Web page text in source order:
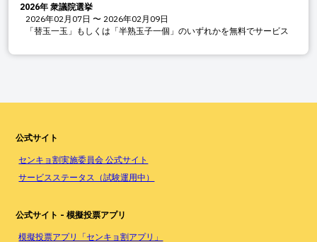
2026年 衆議院選挙
2026年02月07日 〜 2026年02月09日
「替玉一玉」もしくは「半熟玉子一個」のいずれかを無料でサービス
公式サイト
センキョ割実施委員会 公式サイト
サービスステータス（試験運用中）
公式サイト - 模擬投票アプリ
模擬投票アプリ「センキョ割アプリ」